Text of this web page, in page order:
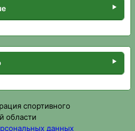
спортивного
области
данных